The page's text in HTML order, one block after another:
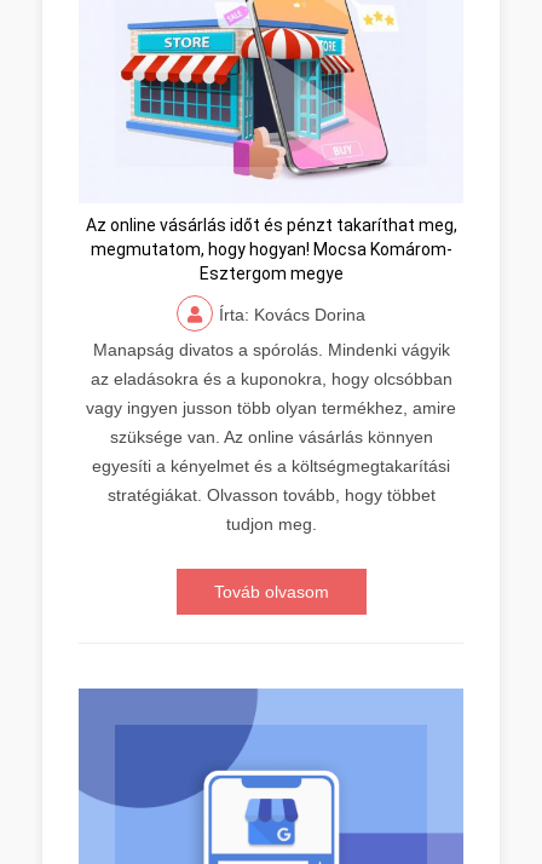
Az online vásárlás időt és pénzt takaríthat meg,
megmutatom, hogy hogyan! Mocsa Komárom-
Esztergom megye
Írta: Kovács Dorina
Manapság divatos a spórolás. Mindenki vágyik
az eladásokra és a kuponokra, hogy olcsóbban
vagy ingyen jusson több olyan termékhez, amire
szüksége van. Az online vásárlás könnyen
egyesíti a kényelmet és a költségmegtakarítási
stratégiákat. Olvasson tovább, hogy többet
tudjon meg.
Továb olvasom